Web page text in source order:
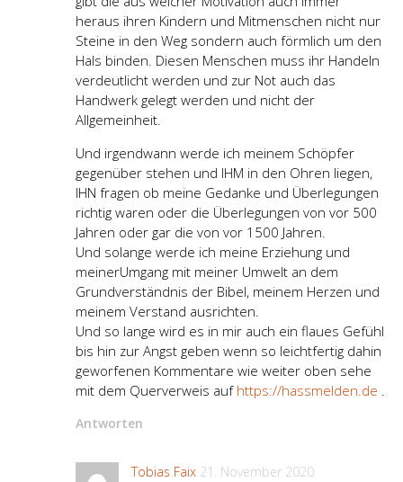
heraus ihren Kindern und Mitmenschen nicht nur
Steine in den Weg sondern auch förmlich um den
Hals binden. Diesen Menschen muss ihr Handeln
verdeutlicht werden und zur Not auch das
Handwerk gelegt werden und nicht der
Allgemeinheit.
Und irgendwann werde ich meinem Schöpfer
gegenüber stehen und IHM in den Ohren liegen,
IHN fragen ob meine Gedanke und Überlegungen
richtig waren oder die Überlegungen von vor 500
Jahren oder gar die von vor 1500 Jahren.
Und solange werde ich meine Erziehung und
meinerUmgang mit meiner Umwelt an dem
Grundverständnis der Bibel, meinem Herzen und
meinem Verstand ausrichten.
Und so lange wird es in mir auch ein flaues Gefühl
bis hin zur Angst geben wenn so leichtfertig dahin
geworfenen Kommentare wie weiter oben sehe
mit dem Querverweis auf https://hassmelden.de .
Antworten
Tobias Faix 21. November 2020